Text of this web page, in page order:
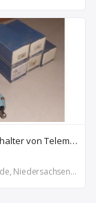
Positionsschalter von Telemecanique – ZC2-JE65
Niedersachsen, DE